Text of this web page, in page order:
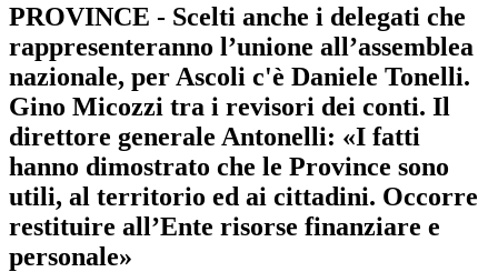
PROVINCE - Scelti anche i delegati che
rappresenteranno l’unione all’assemblea
nazionale, per Ascoli c'è Daniele Tonelli.
Gino Micozzi tra i revisori dei conti. Il
direttore generale Antonelli: «I fatti
hanno dimostrato che le Province sono
utili, al territorio ed ai cittadini. Occorre
restituire all’Ente risorse finanziare e
personale»